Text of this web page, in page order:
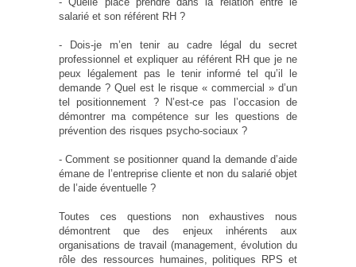
salarié et son référent RH ?
- Dois-je m’en tenir au cadre légal du secret
professionnel et expliquer au référent RH que je ne
peux légalement pas le tenir informé tel qu’il le
demande ? Quel est le risque « commercial » d’un
tel positionnement ? N’est-ce pas l’occasion de
démontrer ma compétence sur les questions de
prévention des risques psycho-sociaux ?
- Comment se positionner quand la demande d’aide
émane de l’entreprise cliente et non du salarié objet
de l’aide éventuelle ?
Toutes ces questions non exhaustives nous
démontrent que des enjeux inhérents aux
organisations de travail (management, évolution du
rôle des ressources humaines, politiques RPS et